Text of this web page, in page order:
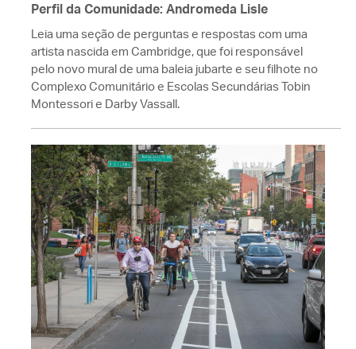
Perfil da Comunidade: Andromeda Lisle
Leia uma seção de perguntas e respostas com uma
artista nascida em Cambridge, que foi responsável
pelo novo mural de uma baleia jubarte e seu filhote no
Complexo Comunitário e Escolas Secundárias Tobin
Montessori e Darby Vassall.